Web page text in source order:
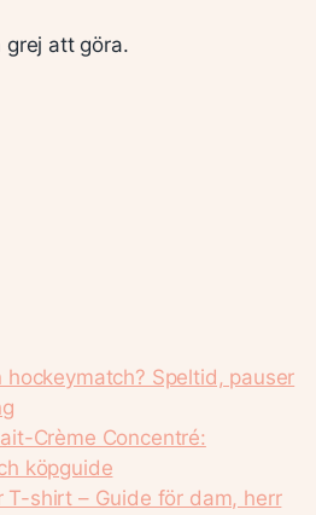
grej att göra.
hockeymatch? Speltid, pauser
Crème Concentré:
köpguide
T-shirt – Guide för dam, herr